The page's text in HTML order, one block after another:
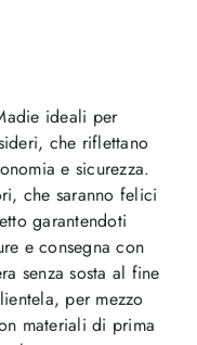
ideali per
che riflettano
e sicurezza.
che saranno felici
garantendoti
e consegna con
senza sosta al fine
per mezzo
materiali di prima